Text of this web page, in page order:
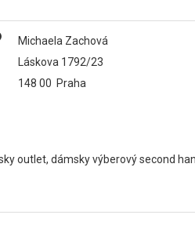
Michaela Zachová
Láskova 1792/23
148 00 Praha
outlet, dámsky výberový second